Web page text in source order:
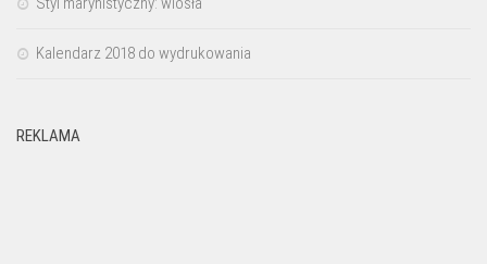
Kalendarz 2018 do wydrukowania
REKLAMA